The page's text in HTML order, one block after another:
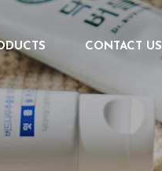
CONTACT US